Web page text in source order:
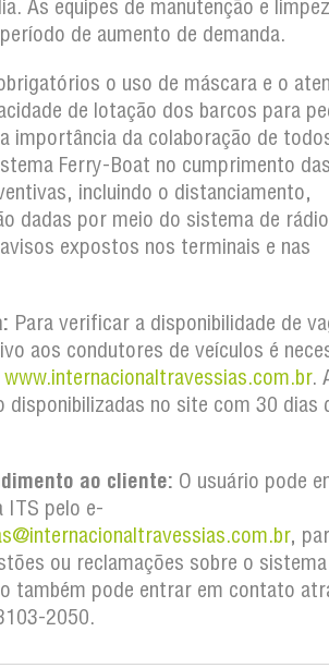
As equipes de manutenção e
de aumento de demanda.
o uso de máscara e o
de lotação dos barcos para
importância da colaboração de
Ferry-Boat no cumprimento
incluindo o distanciamento,
dadas por meio do sistema de
expostos nos terminais e nas
Para verificar a disponibilidade de
aos condutores de veículos é
www.internacionaltravessias.com.br.
disponibilizadas no site com 30 dias
ao cliente: O usuário pode
ITS pelo e-
,
ou reclamações sobre o
também pode entrar em contato
2050.